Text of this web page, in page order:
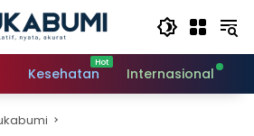
Kesehatan Internasional